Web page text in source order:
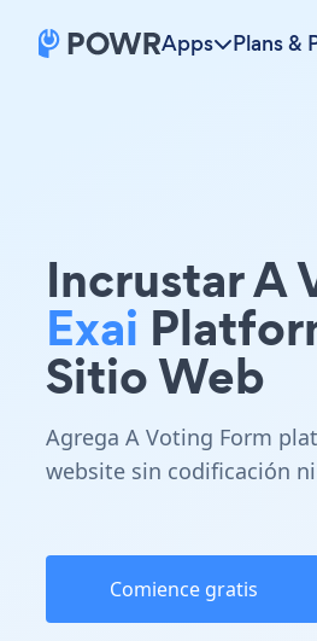
Apps Plans &
Incrustar A
Exai
Sitio Web
Agrega A Voting Form
website sin codificación
Comience gratis